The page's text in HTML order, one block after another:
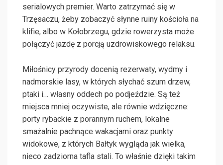
serialowych premier. Warto zatrzymać się w
Trzęsaczu, żeby zobaczyć słynne ruiny kościoła na
klifie, albo w Kołobrzegu, gdzie rowerzysta może
połączyć jazdę z porcją uzdrowiskowego relaksu.
Miłośnicy przyrody docenią rezerwaty, wydmy i
nadmorskie lasy, w których słychać szum drzew,
ptaki i… własny oddech po podjeździe. Są też
miejsca mniej oczywiste, ale równie wdzięczne:
porty rybackie z porannym ruchem, lokalne
smażalnie pachnące wakacjami oraz punkty
widokowe, z których Bałtyk wygląda jak wielka,
nieco zadziorna tafla stali. To właśnie dzięki takim